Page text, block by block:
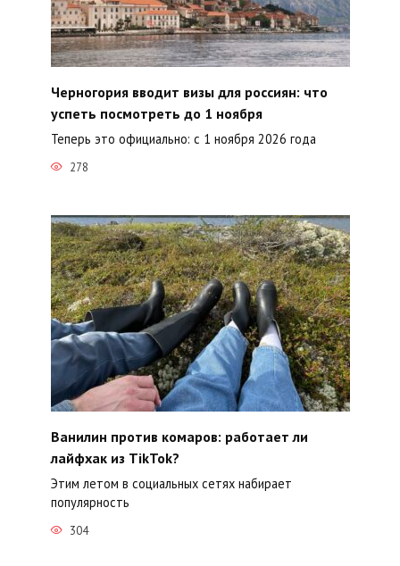
Черногория вводит визы для россиян: что
успеть посмотреть до 1 ноября
Теперь это официально: с 1 ноября 2026 года
278
Ванилин против комаров: работает ли
лайфхак из TikTok?
Этим летом в социальных сетях набирает
популярность
304